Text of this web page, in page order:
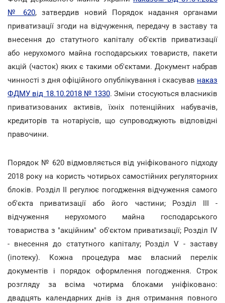
№ 620, затвердив новий Порядок надання органами
приватизації згоди на відчуження, передачу в заставу та
внесення до статутного капіталу об'єктів приватизації
або нерухомого майна господарських товариств, пакети
акцій (часток) яких є такими об'єктами. Документ набрав
чинності з дня офіційного опублікування і скасував наказ
ФДМУ від 18.10.2018 № 1330. Зміни стосуються власників
приватизованих активів, їхніх потенційних набувачів,
кредиторів та нотаріусів, що супроводжують відповідні
правочини.
Порядок № 620 відмовляється від уніфікованого підходу
2018 року на користь чотирьох самостійних регуляторних
блоків. Розділ II регулює погодження відчуження самого
об'єкта приватизації або його частини; Розділ III -
відчуження нерухомого майна господарського
товариства з "акційним" об'єктом приватизації; Розділ IV
- внесення до статутного капіталу; Розділ V - заставу
(іпотеку). Кожна процедура має власний перелік
документів і порядок оформлення погодження. Строк
розгляду за всіма чотирма блоками уніфіковано:
двадцять календарних днів із дня отримання повного